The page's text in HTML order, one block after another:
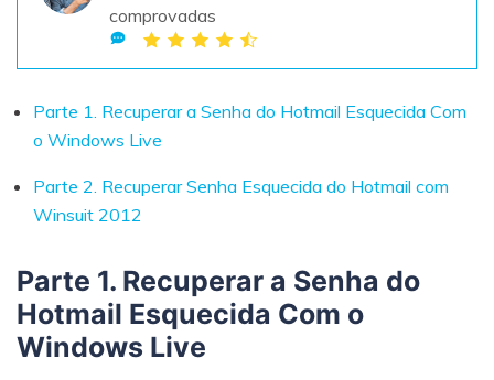
Outros Produtos
UBackit - Backup de Dados
comprovadas
Parte 1. Recuperar a Senha do Hotmail Esquecida Com
o Windows Live
Parte 2. Recuperar Senha Esquecida do Hotmail com
Winsuit 2012
Parte 1. Recuperar a Senha do
Hotmail Esquecida Com o
Windows Live